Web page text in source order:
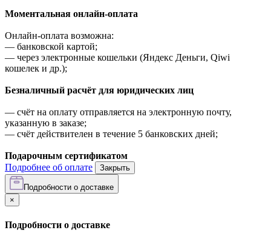
Моментальная онлайн-оплата
Онлайн-оплата возможна:
— банковской картой;
— через электронные кошельки (Яндекс Деньги, Qiwi
кошелек и др.);
Безналичный расчёт для юридических лиц
— счёт на оплату отправляется на электронную почту,
указанную в заказе;
— счёт действителен в течение 5 банковских дней;
Подарочным сертификатом
Подробнее об оплате
Закрыть
Подробности о доставке
×
Подробности о доставке